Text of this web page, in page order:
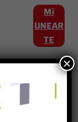
Mi
UNEAR
TE
×